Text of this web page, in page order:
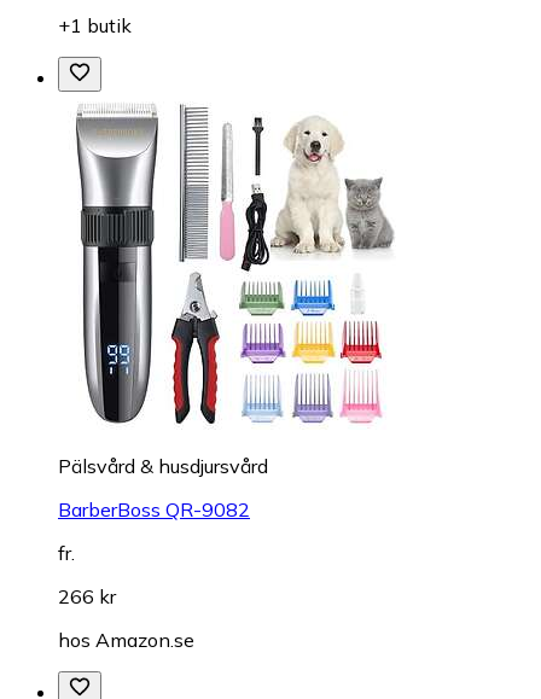
+1 butik
Pälsvård & husdjursvård
BarberBoss QR-9082
fr.
266 kr
hos Amazon.se